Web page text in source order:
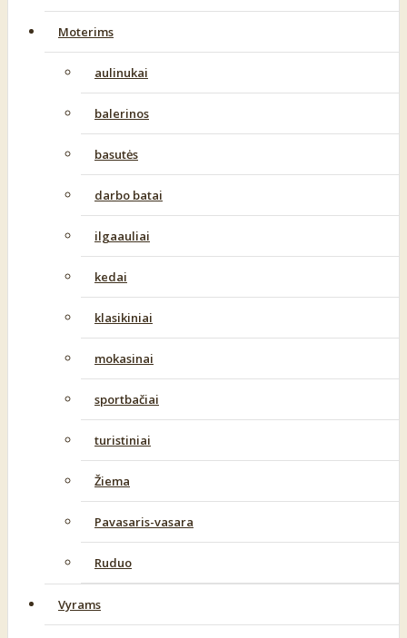
Moterims
aulinukai
balerinos
basutės
darbo batai
ilgaauliai
kedai
klasikiniai
mokasinai
sportbačiai
turistiniai
Žiema
Pavasaris-vasara
Ruduo
Vyrams